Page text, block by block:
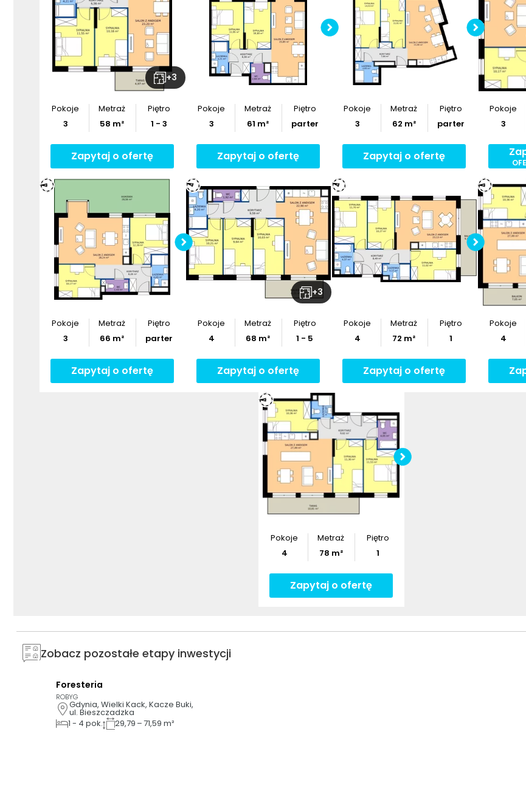
+3
Pokoje
3
Metraż
58 m²
Piętro
1 - 3
Zapytaj o ofertę
Sprawdź wymiary
mieszkania
Pobierzrzut
Pokoje
3
Metraż
61 m²
Piętro
parter
Zapytaj o ofertę
Pokoje
3
Metraż
62 m²
Piętro
parter
Zapytaj o ofertę
Pokoje
3
Sprawdź wymiary
mieszkania
Pobierz
rzut
Pokoje
3
Metraż
66 m²
Piętro
parter
Zapytaj o ofertę
+3
Pokoje
4
Metraż
68 m²
Piętro
1 - 5
Zapytaj o ofertę
Pokoje
4
Metraż
72 m²
Piętro
1
Zapytaj o ofertę
Pokoje
4
Pokoje
4
Metraż
78 m²
Piętro
1
Zapytaj o ofertę
Zobacz pozostałe etapy inwestycji
3D AI
Foresteria
ROBYG
Gdynia, Wielki Kack, Kacze Buki,
ul. Bieszczadzka
1 - 4 pok. 29,79 – 71,59 m²